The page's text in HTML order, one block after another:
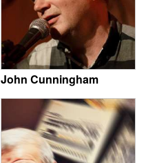
John Cunningham